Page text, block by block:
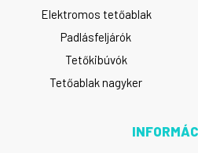
Elektromos tetőablak
Padlásfeljárók
Tetőkibúvók
Tetőablak nagyker